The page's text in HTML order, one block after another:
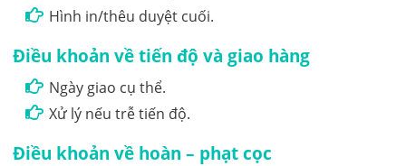
Hình in/thêu duyệt cuối.
Điều khoản về tiến độ và giao hàng
Ngày giao cụ thể.
Xử lý nếu trễ tiến độ.
Điều khoản về hoàn – phạt cọc